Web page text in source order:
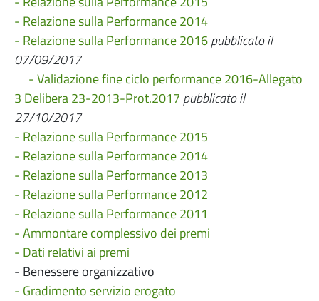
- Relazione sulla Performance 2014
- Relazione sulla Performance 2016pubblicato il
07/09/2017
- Validazione fine ciclo performance 2016-Allegato
3 Delibera 23-2013-Prot.2017 pubblicato il
27/10/2017
- Relazione sulla Performance 2015
- Relazione sulla Performance 2014
- Relazione sulla Performance 2013
- Relazione sulla Performance 2012
- Relazione sulla Performance 2011
- Ammontare complessivo dei premi
- Dati relativi ai premi
- Benessere organizzativo
- Gradimento servizio erogato